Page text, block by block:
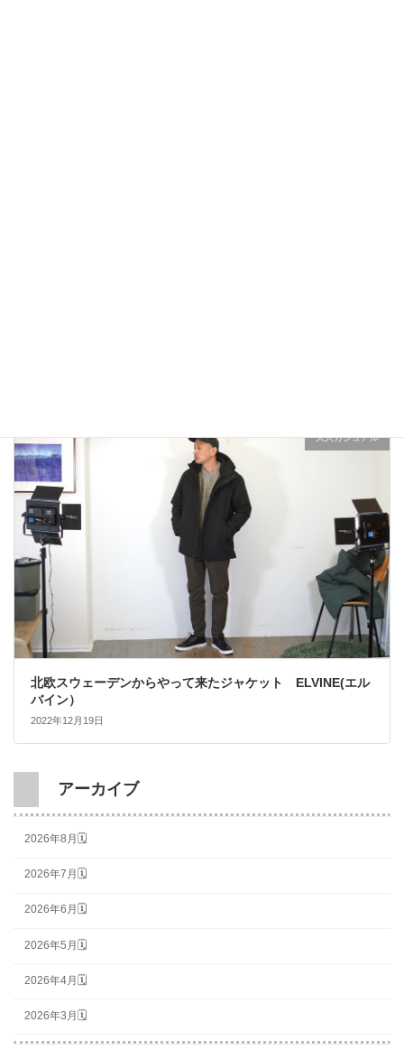
大人カジュアル
北欧スウェーデンからやって来たジャケット ELVINE(エル
バイン）
2022年12月19日
アーカイブ
2026年8月🗓
2026年7月🗓
2026年6月🗓
2026年5月🗓
2026年4月🗓
2026年3月🗓